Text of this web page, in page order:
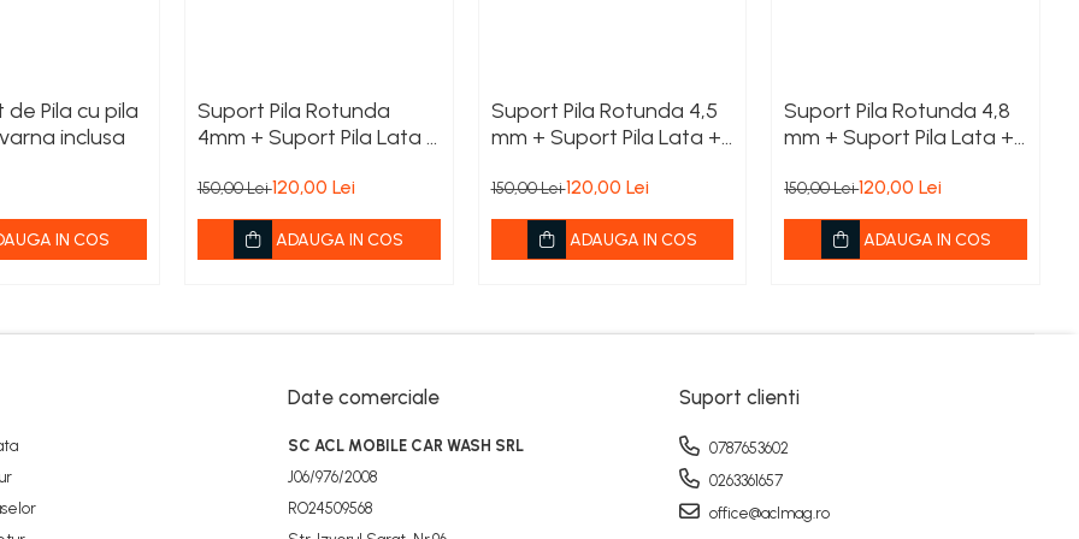
Pila cu pila
inclusa
IN COS
Suport Pila Rotunda
4mm + Suport Pila Lata +
150,00 Lei120,00 Lei
ADAUGA IN COS
Suport Pila Rotunda 4,5
mm + Suport Pila Lata +
150,00 Lei120,00 Lei
ADAUGA IN COS
Suport Pila Rotunda 4,8
mm + Suport Pila Lata +
150,00 Lei120,00 Lei
ADAUGA IN COS
Date comerciale
SC ACL MOBILE CAR WASH SRL
J06/976/2008
RO24509568
Suport clienti
0787653602
0263361657
office@aclmag.ro